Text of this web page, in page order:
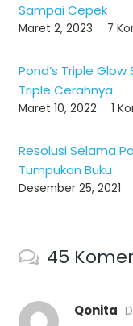
Sampai Cepek
Maret 2, 2023 7
Pond’s Triple
Triple Cerahnya
Maret 10, 2022 1
Resolusi Selama
Tumpukan Buku
Desember 25, 2021
45
Qonita